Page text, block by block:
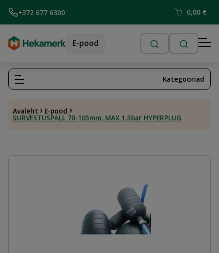
+372 677 6300 0,00 €
E-pood
Avaleht E-pood
SURVESTUSPALL 70-105mm, MAX 1,5bar HYPERPLUG
Kategooriad